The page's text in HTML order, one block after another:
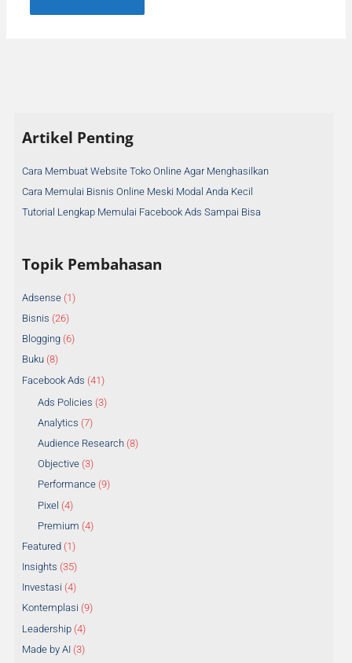
Artikel Penting
Cara Membuat Website Toko Online Agar Menghasilkan
Cara Memulai Bisnis Online Meski Modal Anda Kecil
Tutorial Lengkap Memulai Facebook Ads Sampai Bisa
Topik Pembahasan
Adsense (1)
Bisnis (26)
Blogging (6)
Buku (8)
Facebook Ads (41)
Ads Policies (3)
Analytics (7)
Audience Research (8)
Objective (3)
Performance (9)
Pixel (4)
Premium (4)
Featured (1)
Insights (35)
Investasi (4)
Kontemplasi (9)
Leadership (4)
Made by AI (3)
r
i
p
A
e
l